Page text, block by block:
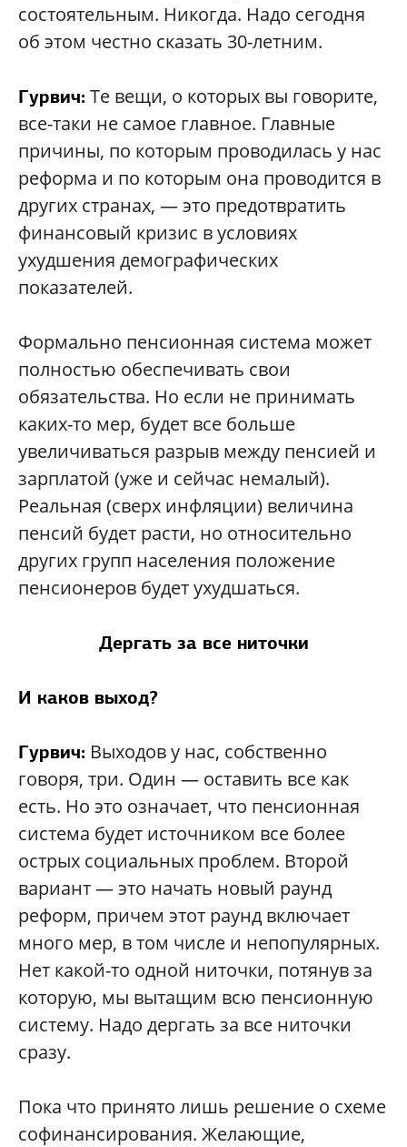
состоятельным. Никогда. Надо сегодня
об этом честно сказать 30-летним.
Гурвич:Те вещи, о которых вы говорите,
все-таки не самое главное. Главные
причины, по которым проводилась у нас
реформа и по которым она проводится в
других странах, — это предотвратить
финансовый кризис в условиях
ухудшения демографических
показателей.
Формально пенсионная система может
полностью обеспечивать свои
обязательства. Но если не принимать
каких-то мер, будет все больше
увеличиваться разрыв между пенсией и
зарплатой (уже и сейчас немалый).
Реальная (сверх инфляции) величина
пенсий будет расти, но относительно
других групп населения положение
пенсионеров будет ухудшаться.
Дергать за все ниточки
И каков выход?
Гурвич: Выходов у нас, собственно
говоря, три. Один — оставить все как
есть. Но это означает, что пенсионная
система будет источником все более
острых социальных проблем. Второй
вариант — это начать новый раунд
реформ, причем этот раунд включает
много мер, в том числе и непопулярных.
Нет какой-то одной ниточки, потянув за
которую, мы вытащим всю пенсионную
систему. Надо дергать за все ниточки
сразу.
Пока что принято лишь решение о схеме
софинансирования. Желающие,